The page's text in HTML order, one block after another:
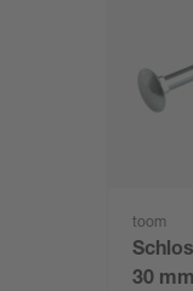
toom
30 mm